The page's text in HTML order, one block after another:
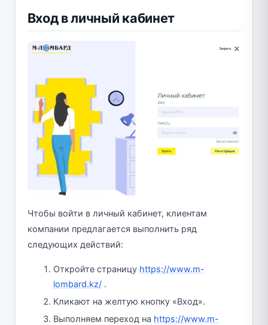
Вход в личный кабинет
Чтобы войти в личный кабинет, клиентам
компании предлагается выполнить ряд
следующих действий:
Откройте страницу https://www.m-
lombard.kz/ .
Кликают на желтую кнопку «Вход».
Выполняем переход на https://www.m-